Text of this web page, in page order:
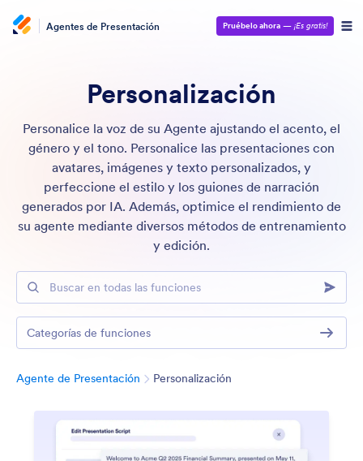
Agentes de Presentación Pruébelo ahora — ¡Es gratis!
Personalización
Personalice la voz de su Agente ajustando el acento, el
género y el tono. Personalice las presentaciones con
avatares, imágenes y texto personalizados, y
perfeccione el estilo y los guiones de narración
generados por IA. Además, optimice el rendimiento de
su agente mediante diversos métodos de entrenamiento
y edición.
Buscar en todas las funciones
Agente de Presentación Personalización
Categorías de funciones